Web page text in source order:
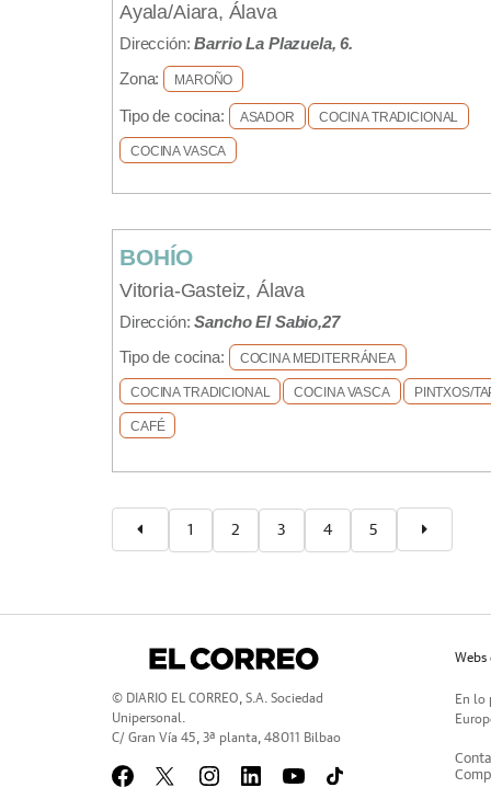
Ayala/Aiara, Álava
Dirección:Barrio La Plazuela, 6.
Zona:
MAROÑO
Tipo de cocina: ASADOR COCINA TRADICIONAL
COCINA VASCA
BOHÍO
Vitoria-Gasteiz, Álava
Dirección:Sancho El Sabio,27
Tipo de cocina:
COCINA MEDITERRÁNEA
COCINA TRADICIONAL COCINA VASCA PINTXOS/
CAFÉ
1 2 3 4 5
© DIARIO EL CORREO, S.A. Sociedad
Unipersonal.
C/ Gran Vía 45, 3ª planta, 48011 Bilbao
Webs
En lo